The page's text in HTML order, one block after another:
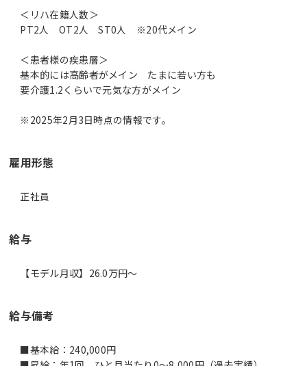
＜リハ在籍人数＞
PT2人 OT2人 ST0人 ※20代メイン
＜患者様の疾患層＞
基本的には高齢者がメイン たまに若い方も
要介護1.2くらいで元気な方がメイン
※2025年2月3日時点の情報です。
雇用形態
正社員
給与
【モデル月収】26.0万円〜
給与備考
■基本給：240,000円